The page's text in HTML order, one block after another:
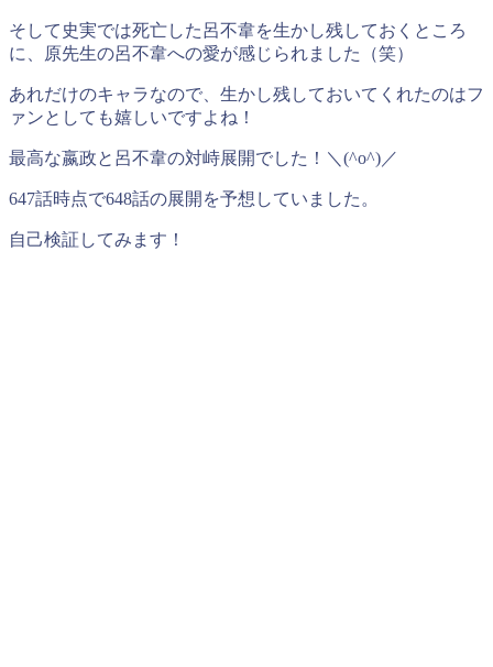
そして史実では死亡した呂不韋を生かし残しておくところ
に、
原先生の呂不韋への愛が感じられました（笑）
あれだけのキャラなので、生かし残しておいてくれたのはフ
ァンとしても嬉しいですよね！
最高な嬴政と呂不韋の対峙展開でした！＼(^o^)／
647話時点で648話の展開を予想していました。
自己検証してみます！